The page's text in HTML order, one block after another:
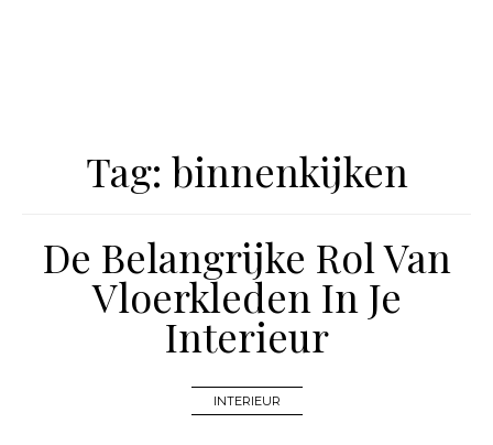
Tag: binnenkijken
De Belangrijke Rol Van
Vloerkleden In Je
Interieur
INTERIEUR